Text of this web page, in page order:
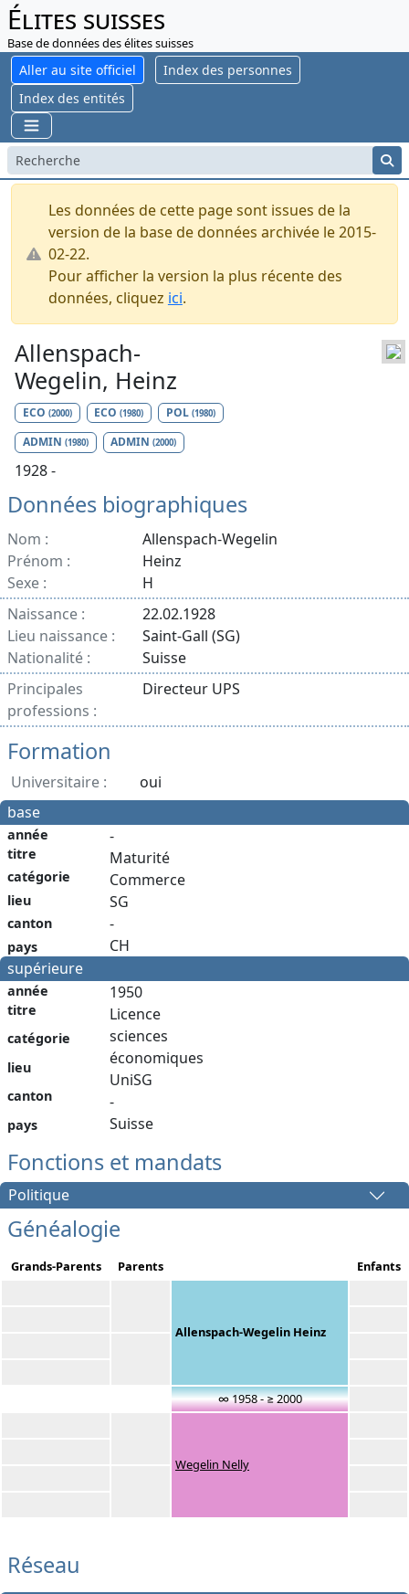
Élites suisses
Base de données des élites suisses
Aller au site officiel
Index des personnes
Index des entités
Les données de cette page sont issues de la
version de la base de données archivée le 2015-
02-22.
Pour afficher la version la plus récente des
données, cliquez ici.
Allenspach-
Wegelin, Heinz
ECO (2000) ECO(1980) POL (1980)
ADMIN (1980) ADMIN(2000)
1928 -
Données biographiques
Nom :
Allenspach-Wegelin
Prénom :
Heinz
Sexe :
H
Naissance :
22.02.1928
Lieu naissance :
Saint-Gall (SG)
Nationalité :
Suisse
Principales
professions :
Directeur UPS
Formation
Universitaire :
oui
base
année
titre
catégorie
lieu
canton
pays
-
Maturité
Commerce
SG
-
CH
supérieure
année
titre
catégorie
lieu
canton
pays
1950
Licence
sciences
économiques
UniSG
-
Suisse
Fonctions et mandats
Politique
Généalogie
Grands-Parents Parents Enfants
Allenspach-Wegelin Heinz
∞ 1958 - ≥ 2000
Wegelin Nelly
Réseau